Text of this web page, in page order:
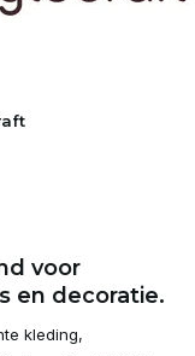
voor
en decoratie.
kleding,